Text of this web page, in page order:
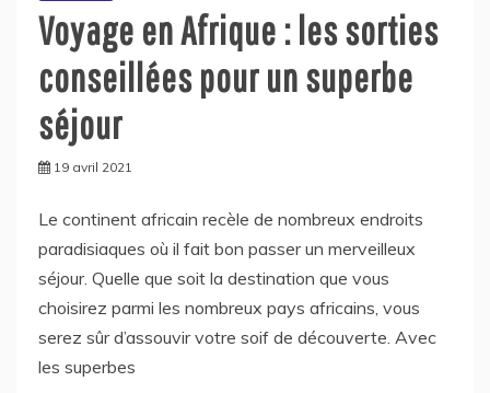
Voyage en Afrique : les sorties
conseillées pour un superbe
séjour
19 avril 2021
Le continent africain recèle de nombreux endroits
paradisiaques où il fait bon passer un merveilleux
séjour. Quelle que soit la destination que vous
choisirez parmi les nombreux pays africains, vous
serez sûr d’assouvir votre soif de découverte. Avec
les superbes